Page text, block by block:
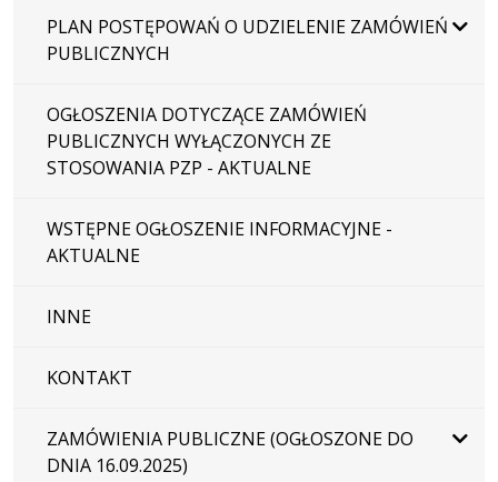
PLAN POSTĘPOWAŃ O UDZIELENIE ZAMÓWIEŃ
PUBLICZNYCH
OGŁOSZENIA DOTYCZĄCE ZAMÓWIEŃ
PUBLICZNYCH WYŁĄCZONYCH ZE
STOSOWANIA PZP - AKTUALNE
WSTĘPNE OGŁOSZENIE INFORMACYJNE -
AKTUALNE
INNE
KONTAKT
ZAMÓWIENIA PUBLICZNE (OGŁOSZONE DO
DNIA 16.09.2025)